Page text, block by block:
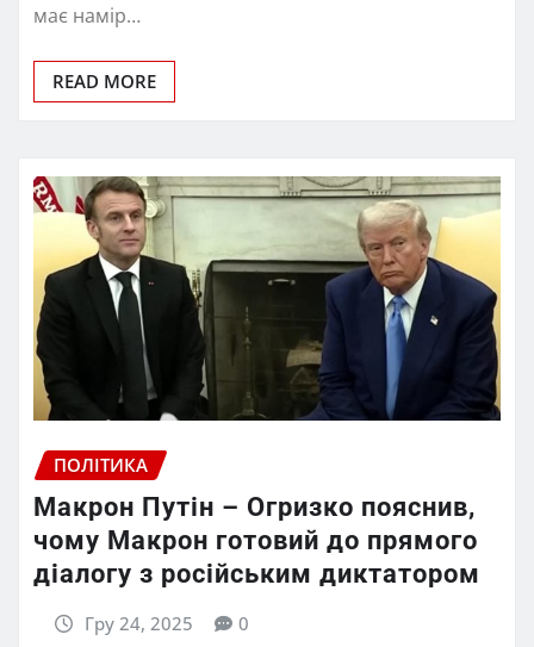
має намір…
READ MORE
ПОЛІТИКА
Макрон Путін – Огризко пояснив,
чому Макрон готовий до прямого
діалогу з російським диктатором
Гру 24, 2025 0